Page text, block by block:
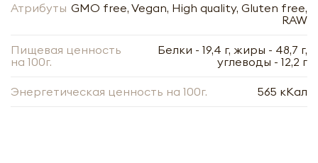
Атрибуты GMO free, Vegan, High quality, Gluten free,
RAW
Пищевая ценность
на 100г.
Белки - 19,4 г, жиры - 48,7 г,
углеводы - 12,2 г
Энергетическая ценность на 100г. 565 кКал
Нажимая кнопку «Отправить», я даю своё согласие
на обработку моих персональных данных, в